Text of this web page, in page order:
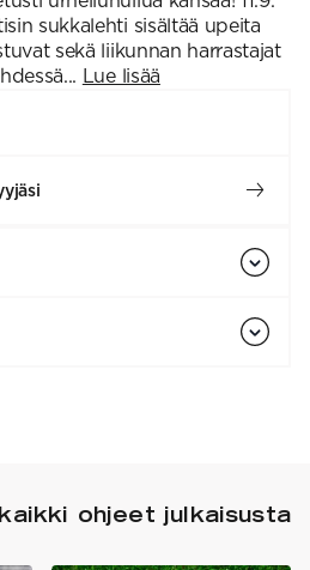
sukkalehti sisältää upeita
sekä liikunnan harrastajat
Lue lisää
ohjeet julkaisusta